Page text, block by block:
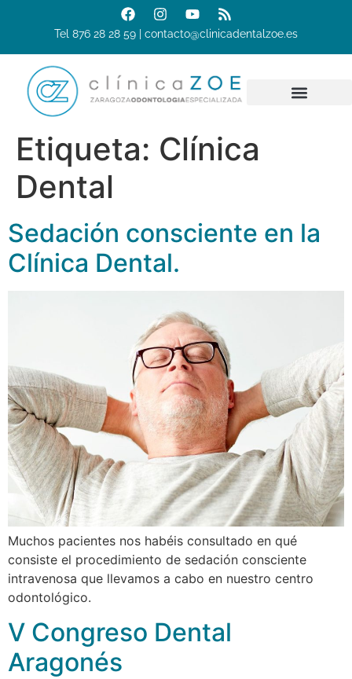
Tel 876 28 28 59 | contacto@clinicadentalzoe.es
Etiqueta: Clínica
Dental
Sedación consciente en la
Clínica Dental.
Muchos pacientes nos habéis consultado en qué
consiste el procedimiento de sedación consciente
intravenosa que llevamos a cabo en nuestro centro
odontológico.
V Congreso Dental
Aragonés